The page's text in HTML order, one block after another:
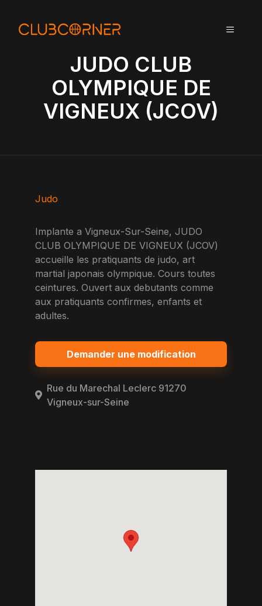
MENU
JUDO CLUB
OLYMPIQUE DE
VIGNEUX (JCOV)
Judo
Implante a Vigneux-Sur-Seine, JUDO
CLUB OLYMPIQUE DE VIGNEUX (JCOV)
accueille les pratiquants de judo, art
martial japonais olympique. Cours toutes
ceintures. Ouvert aux debutants comme
aux pratiquants confirmes, enfants et
adultes.
Demander une modification
Rue du Marechal Leclerc 91270
Vigneux-sur-Seine